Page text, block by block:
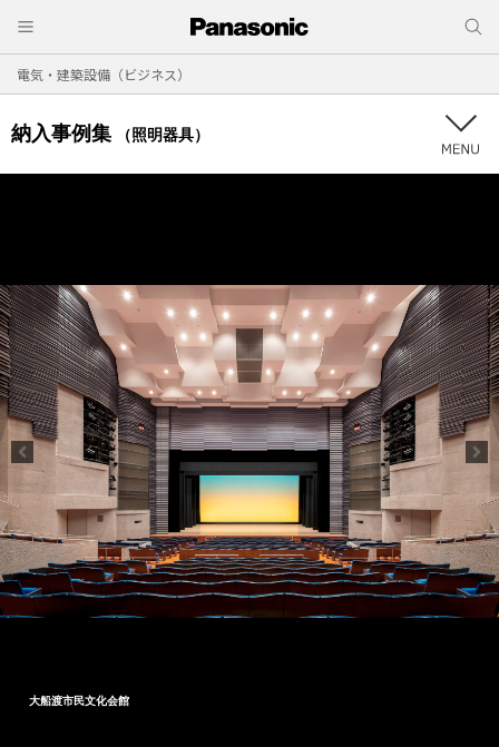
電気・建築設備（ビジネス）
納入事例集 （照明器具）
大船渡市民文化会館